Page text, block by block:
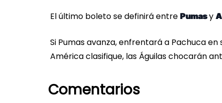
El último boleto se definirá entre Pumasy
Si Pumas avanza, enfrentará a Pachuca
América clasifique, las Águilas chocarán
Comentarios